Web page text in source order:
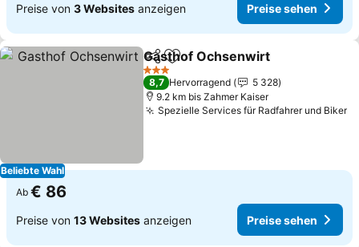
Preise von 3 Websites anzeigen Preise sehen
Beliebte Wahl
TeilenZu Favoriten hinzufügen
Gasthof Ochsenwirt
3 Sterne
8,7 Hervorragend
5 328
9.2 km bis Zahmer Kaiser
Spezielle Services für Radfahrer und Biker
Ab € 86
Preise von 13 Websites anzeigen Preise sehen